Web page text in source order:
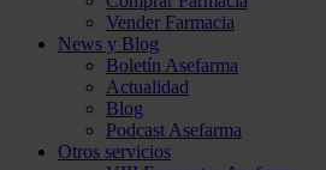
Vender Farmacia
News y Blog
Boletín Asefarma
Actualidad
Blog
Podcast Asefarma
Otros servicios